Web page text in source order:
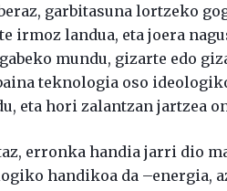
garbitasuna lortzeko
irmoz landua, eta joera
mundu, gizarte edo
teknologia oso
eta hori zalantzan jartzea
erronka handia jarri dio
handikoa da –energia,